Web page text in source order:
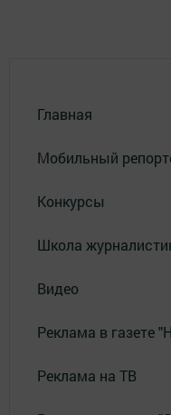
Главная
Мобильный
Конкурсы
Школа
Видео
Реклама в газете
Реклама на ТВ